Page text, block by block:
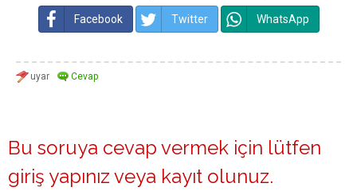
Facebook Twitter WhatsApp
Bu soruya cevap vermek için lütfen
giriş yapınız veya kayıt olunuz.